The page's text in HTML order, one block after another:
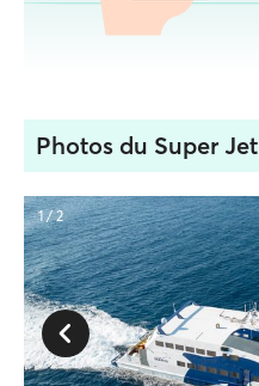
Photos du Super Jet
1 / 2